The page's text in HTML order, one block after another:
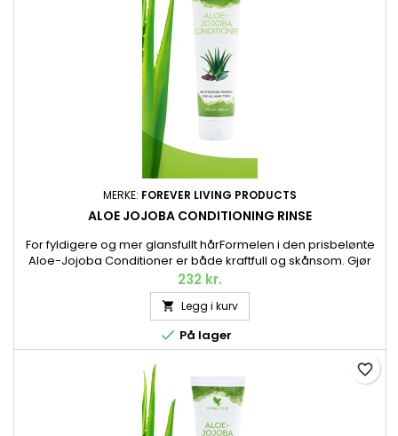
MERKE: FOREVER LIVING PRODUCTS
ALOE JOJOBA CONDITIONING RINSE
For fyldigere og mer glansfullt hårFormelen i den prisbelønte
Aloe-Jojoba Conditioner er både kraftfull og skånsom. Gjør
håret mykt, glansfullt og lett å style. Passer perfekt sammen
med Aloe-Jojoba Shampoo. Vinner av Global Green Beauty
Award 2021. 296 ml.
232 kr.
 Legg i kurv
 På lager
favorite_border